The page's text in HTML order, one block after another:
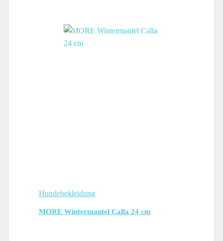
Hundebekleidung
MORE Wintermantel Calla 24 cm